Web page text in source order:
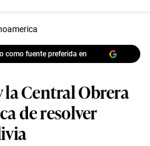
como fuente preferida en
la Central Obrera
de resolver